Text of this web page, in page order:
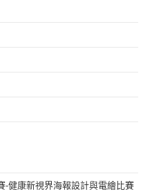
-健康新視界海報設計與電繪比賽